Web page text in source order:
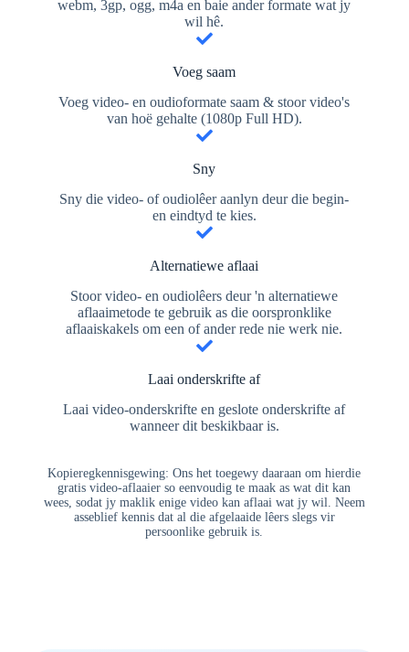
webm, 3gp, ogg, m4a en baie ander formate wat jy
wil hê.
Voeg saam
Voeg video- en oudioformate saam & stoor video's
van hoë gehalte (1080p Full HD).
Sny
Sny die video- of oudiolêer aanlyn deur die begin-
en eindtyd te kies.
Alternatiewe aflaai
Stoor video- en oudiolêers deur 'n alternatiewe
aflaaimetode te gebruik as die oorspronklike
aflaaiskakels om een ​​of ander rede nie werk nie.
Laai onderskrifte af
Laai video-onderskrifte en geslote onderskrifte af
wanneer dit beskikbaar is.
Kopieregkennisgewing: Ons het toegewy daaraan om hierdie
gratis video-aflaaier so eenvoudig te maak as wat dit kan
wees, sodat jy maklik enige video kan aflaai wat jy wil. Neem
asseblief kennis dat al die afgelaaide lêers slegs vir
persoonlike gebruik is.